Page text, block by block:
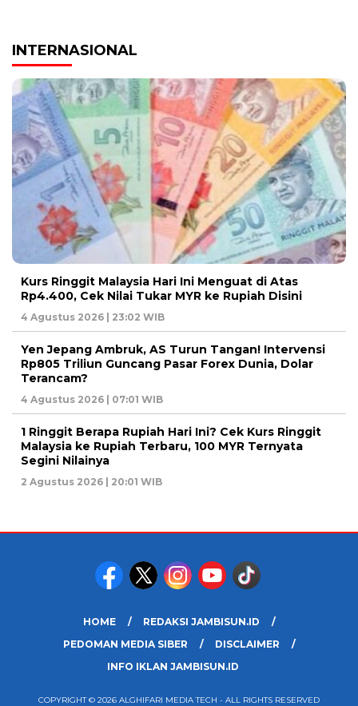
INTERNASIONAL
Kurs Ringgit Malaysia Hari Ini Menguat di Atas
Rp4.400, Cek Nilai Tukar MYR ke Rupiah Disini
4 Agustus 2026 | 23:02 WIB
Yen Jepang Ambruk, AS Turun Tangan! Intervensi
Rp805 Triliun Guncang Pasar Forex Dunia, Dolar
Terancam?
4 Agustus 2026 | 07:01 WIB
1 Ringgit Berapa Rupiah Hari Ini? Cek Kurs Ringgit
Malaysia ke Rupiah Terbaru, 100 MYR Ternyata
Segini Nilainya
2 Agustus 2026 | 20:01 WIB
HOME
REDAKSI JAMBISUN.ID
PEDOMAN MEDIA SIBER
DISCLAIMER
INFO IKLAN JAMBISUN.ID
COPYRIGHT © 2026 ALGHIFARI MEDIA TECH - ALL RIGHTS RESERVED